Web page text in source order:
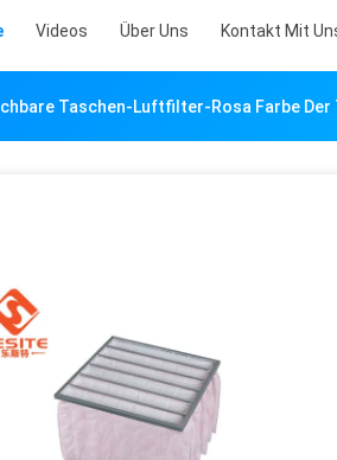
Videos Über Uns Kontakt Mit
Taschen-Luftfilter-Rosa Farbe Der